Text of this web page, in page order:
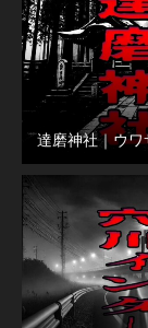
達磨神社｜ウワ